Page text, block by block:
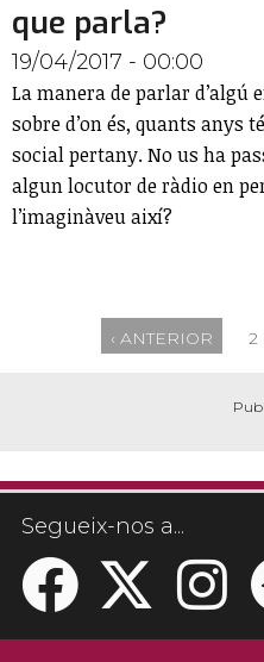
que parla?
19/04/2017 - 00:00
La manera de parlar
sobre d’on és, quants anys
social pertany. No us ha
algun locutor de ràdio en
l’imaginàveu així?
‹ ANTERIOR 2
Segueix-nos a...